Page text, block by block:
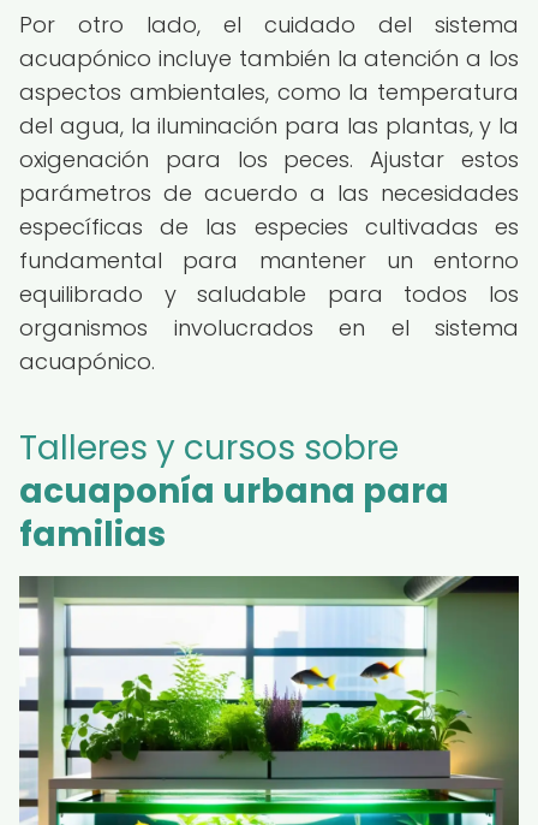
Por otro lado, el cuidado del sistema
acuapónico incluye también la atención a los
aspectos ambientales, como la temperatura
del agua, la iluminación para las plantas, y la
oxigenación para los peces. Ajustar estos
parámetros de acuerdo a las necesidades
específicas de las especies cultivadas es
fundamental para mantener un entorno
equilibrado y saludable para todos los
organismos involucrados en el sistema
acuapónico.
Talleres y cursos sobre
acuaponía urbana para
familias